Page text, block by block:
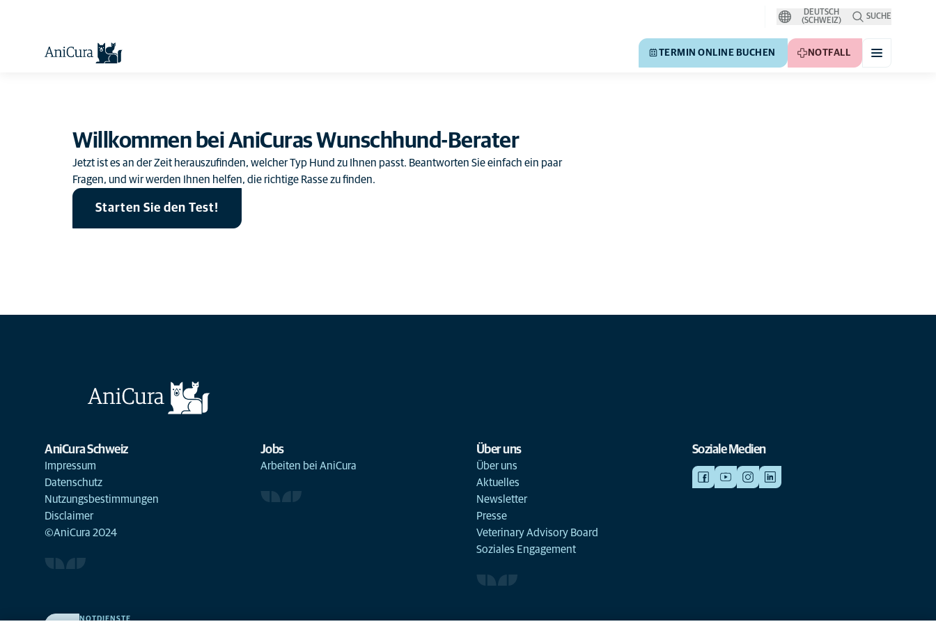
DEUTSCH
(SCHWEIZ)
SUCHE
TERMIN ONLINE BUCHEN NOTFALL
Willkommen bei AniCuras Wunschhund-Berater
Jetzt ist es an der Zeit herauszufinden, welcher Typ Hund zu Ihnen passt. Beantworten Sie einfach ein paar
Fragen, und wir werden Ihnen helfen, die richtige Rasse zu finden.
Starten Sie den Test!
AniCura Schweiz
Impressum
Datenschutz
Nutzungsbestimmungen
Disclaimer
©AniCura 2024
Jobs
Arbeiten bei AniCura
Über uns
Über uns
Aktuelles
Newsletter
Presse
Veterinary Advisory Board
Soziales Engagement
Soziale Medien
NOTDIENSTE